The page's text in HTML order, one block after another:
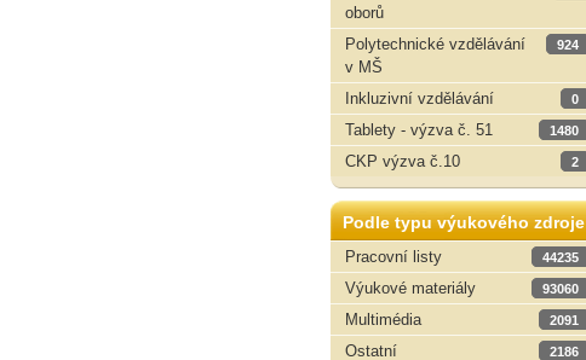
oborů
Polytechnické vzdělávání
v MŠ
924
Inkluzivní vzdělávání 0
Tablety - výzva č. 51 1480
CKP výzva č.10 2
Podle typu výukového zdroje
Pracovní listy
44235
Výukové materiály 93060
Multimédia 2091
Ostatní 2186